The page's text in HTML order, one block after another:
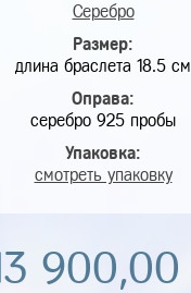
Серебро
Размер:
длина браслета 18.5 см
Оправа:
серебро 925 пробы
Упаковка:
смотреть упаковку
900,00